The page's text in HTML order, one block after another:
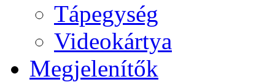
Tápegység
Videokártya
Megjelenítők